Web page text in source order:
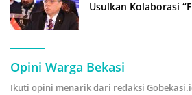
Usulkan Kolaborasi
Opini Warga Bekasi
Ikuti opini menarik dari redaksi